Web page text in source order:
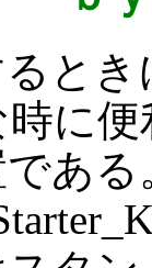
とき
に
あ